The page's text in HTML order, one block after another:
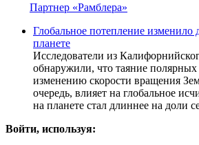
Партнер «Рамблера»
Глобальное потепление изменило
планете
Исследователи из
обнаружили, что таяние
изменению скорости вращения
очередь, влияет на глобальное
на планете стал длиннее на доли
Войти, используя: